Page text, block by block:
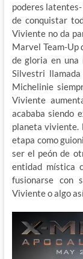
poderes
de conquistar
Viviente no da
Marvel Team-Up
de gloria en
Silvestri
Michelinie
Viviente
acababa siendo
planeta viviente.
etapa como
ser el peón de
entidad mística
fusionarse con
Viviente o algo